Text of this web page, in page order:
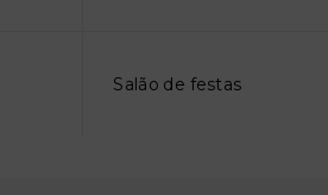
Salão de festas